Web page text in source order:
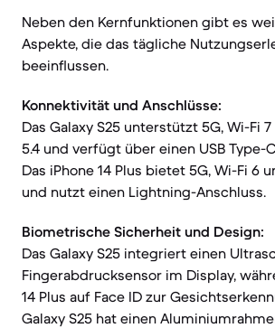
Neben den Kernfunktionen gibt es
Aspekte, die das tägliche
beeinflussen.
Konnektivität und Anschlüsse:
Das Galaxy S25 unterstützt 5G, Wi-Fi
5.4 und verfügt über einen USB Type-
Das iPhone 14 Plus bietet 5G, Wi-Fi 6
und nutzt einen Lightning-Anschluss.
Biometrische Sicherheit und Design:
Das Galaxy S25 integriert einen
Fingerabdrucksensor im Display,
14 Plus auf Face ID zur
Galaxy S25 hat einen